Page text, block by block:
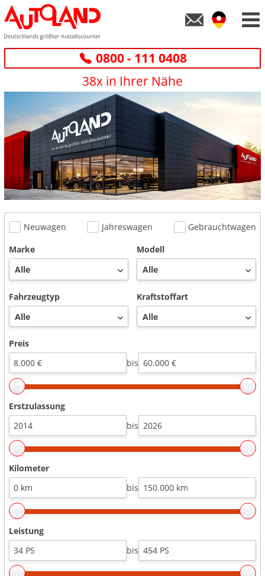
0800 - 111 0408
38x in Ihrer Nähe
Neuwagen Jahreswagen
Gebrauchtwagen
Marke
Modell
Fahrzeugtyp Kraftstoffart
Preis
bis
Erstzulassung
bis
Kilometer
bis
Leistung
bis